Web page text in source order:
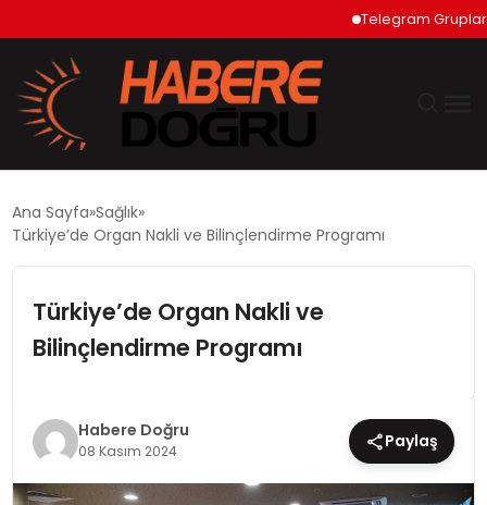
Telegram Grupları
SİYASET
DÜNYA
TEKNOLOJİ
SPOR
Ana Sayfa Sağlık
Türkiye’de Organ Nakli ve Bilinçlendirme Programı
Türkiye’de Organ Nakli ve
Bilinçlendirme Programı
Habere Doğru
08 Kasım 2024 Paylaş